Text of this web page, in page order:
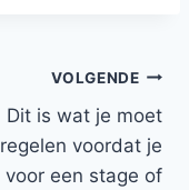
VOLGENDE
Dit is wat je moet
regelen voordat je
voor een stage of